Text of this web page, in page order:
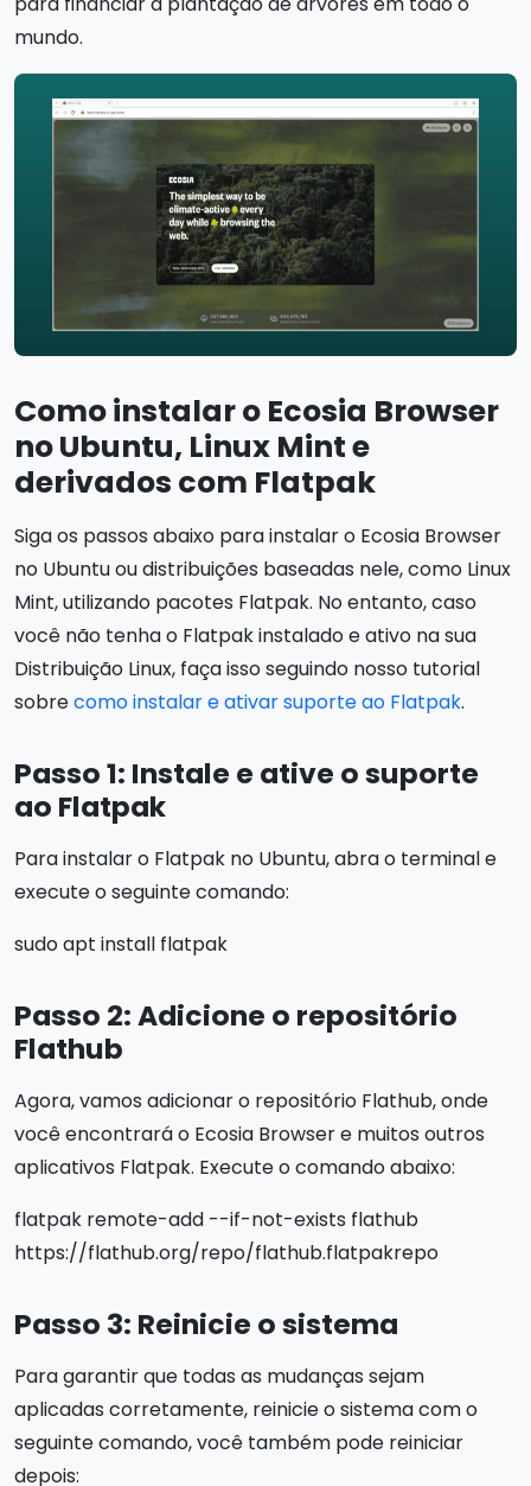
mundo.
Como instalar o Ecosia Browser
no Ubuntu, Linux Mint e
derivados com Flatpak
Siga os passos abaixo para instalar o Ecosia Browser
no Ubuntu ou distribuições baseadas nele, como Linux
Mint, utilizando pacotes Flatpak. No entanto, caso
você não tenha o Flatpak instalado e ativo na sua
Distribuição Linux, faça isso seguindo nosso tutorial
sobrecomo instalar e ativar suporte ao Flatpak.
Passo 1: Instale e ative o suporte
ao Flatpak
Para instalar o Flatpak no Ubuntu, abra o terminal e
execute o seguinte comando:
sudo apt install flatpak
Passo 2: Adicione o repositório
Flathub
Agora, vamos adicionar o repositório Flathub, onde
você encontrará o Ecosia Browser e muitos outros
aplicativos Flatpak. Execute o comando abaixo:
flatpak remote-add --if-not-exists flathub
https://flathub.org/repo/flathub.flatpakrepo
Passo 3: Reinicie o sistema
Para garantir que todas as mudanças sejam
aplicadas corretamente, reinicie o sistema com o
seguinte comando, você também pode reiniciar
depois: